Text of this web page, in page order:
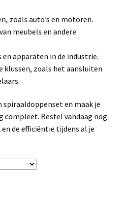
zoals auto’s en motoren.
meubels en andere
en apparaten in de industrie.
klussen, zoals het aansluiten
spiraaldoppenset en maak je
compleet. Bestel vandaag nog
de efficiëntie tijdens al je